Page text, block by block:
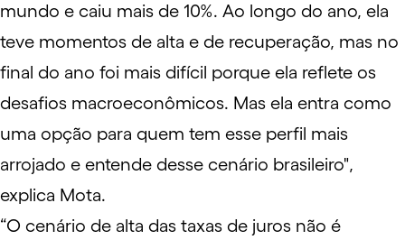
mundo e caiu mais de 10%. Ao longo do ano, ela
teve momentos de alta e de recuperação, mas no
final do ano foi mais difícil porque ela reflete os
desafios macroeconômicos. Mas ela entra como
uma opção para quem tem esse perfil mais
arrojado e entende desse cenário brasileiro",
explica Mota.
“O cenário de alta das taxas de juros não é